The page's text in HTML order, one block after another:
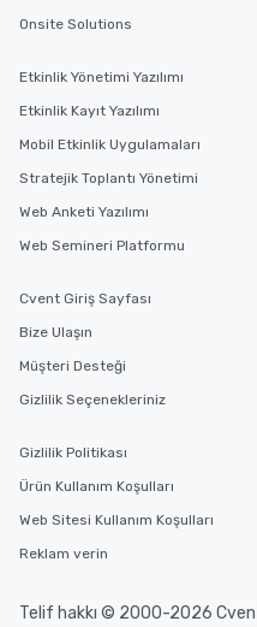
Onsite Solutions
Etkinlik Yönetimi Yazılımı
Etkinlik Kayıt Yazılımı
Mobil Etkinlik Uygulamaları
Stratejik Toplantı Yönetimi
Web Anketi Yazılımı
Web Semineri Platformu
Cvent Giriş Sayfası
Bize Ulaşın
Müşteri Desteği
Gizlilik Seçenekleriniz
Gizlilik Politikası
Ürün Kullanım Koşulları
Web Sitesi Kullanım Koşulları
Reklam verin
Telif hakkı © 2000-2026